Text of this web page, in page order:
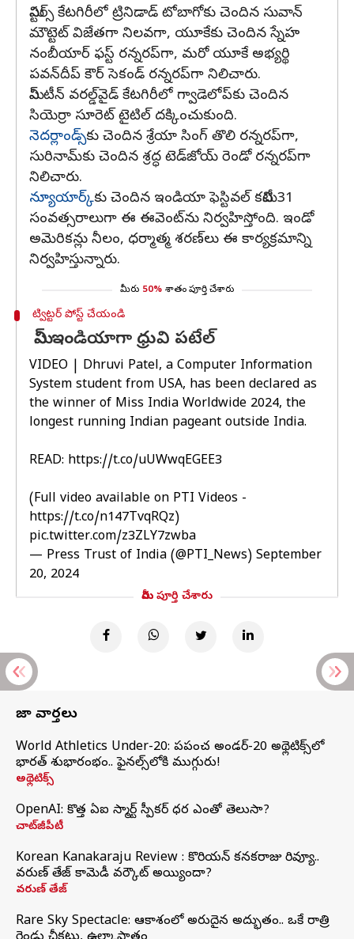
మిస్టర్స్‌ కేటగిరీలో ట్రినిడాడ్‌ టోబాగోకు చెందిన సువాన్‌
మౌట్టెట్‌ విజేతగా నిలవగా, యూకేకు చెందిన స్నేహ
నంబీయార్‌ ఫస్ట్‌ రన్నరప్‌గా, మరో యూకే అభ్యర్థి
పవన్‌దీప్‌ కౌర్‌ సెకండ్‌ రన్నరప్‌గా నిలిచారు.
మిస్‌ టీన్‌ వరల్డ్‌వైడ్‌ కేటగిరీలో గ్వాడెలోప్‌కు చెందిన
సియెర్రా సూరెట్‌ టైటిల్‌ దక్కించుకుంది.
నెదర్లాండ్స్‌కు చెందిన శ్రేయా సింగ్‌ తొలి రన్నరప్‌గా,
సురినామ్‌కు చెందిన శ్రద్ధ టెడ్‌జోయ్‌ రెండో రన్నరప్‌గా
నిలిచారు.
న్యూయార్క్‌కు చెందిన ఇండియా ఫెస్టివల్‌ కమిటీ 31
సంవత్సరాలుగా ఈ ఈవెంట్‌ను నిర్వహిస్తోంది. ఇండో
అమెరికన్లు నీలం, ధర్మాత్మ శరణ్‌లు ఈ కార్యక్రమాన్ని
నిర్వహిస్తున్నారు.
మీరు 50% శాతం పూర్తి చేశారు
ట్విట్టర్ పోస్ట్ చేయండి
మిస్ ఇండియాగా ధ్రువి పటేల్
VIDEO | Dhruvi Patel, a Computer Information
System student from USA, has been declared as
the winner of Miss India Worldwide 2024, the
longest running Indian pageant outside India.
READ: https://t.co/uUWwqEGEE3
(Full video available on PTI Videos -
https://t.co/n147TvqRQz)
pic.twitter.com/z3ZLY7zwba
— Press Trust of India (@PTI_News) September
20, 2024
మీరు పూర్తి చేశారు
తాజా వార్తలు
World Athletics Under-20: ప్రపంచ అండర్-20 అథ్లెటిక్స్‌లో
భారత్‌ శుభారంభం.. ఫైనల్స్‌లోకి ముగ్గురు!
అథ్లెటిక్స్
OpenAI: కొత్త ఏఐ స్మార్ట్ స్పీకర్ ధర ఎంతో తెలుసా?
చాట్‌జీపీటీ
Korean Kanakaraju Review : కొరియన్ కనకరాజు రివ్యూ..
వరుణ్ తేజ్ కామెడీ వర్కౌట్ అయ్యిందా?
వరుణ్ తేజ్
Rare Sky Spectacle: ఆకాశంలో అరుదైన అద్భుతం.. ఒకే రాత్రి